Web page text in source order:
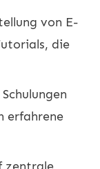
von E-
die
erfahrene